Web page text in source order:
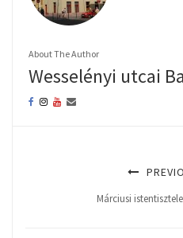
About The Author
Wesselényi utcai
Márciusi